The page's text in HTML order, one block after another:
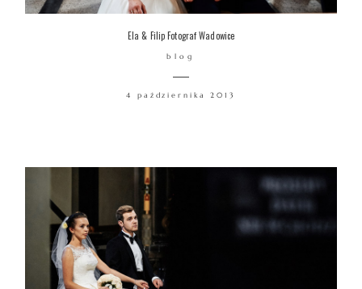
Ela & Filip Fotograf Wadowice
blog
4 października 2013